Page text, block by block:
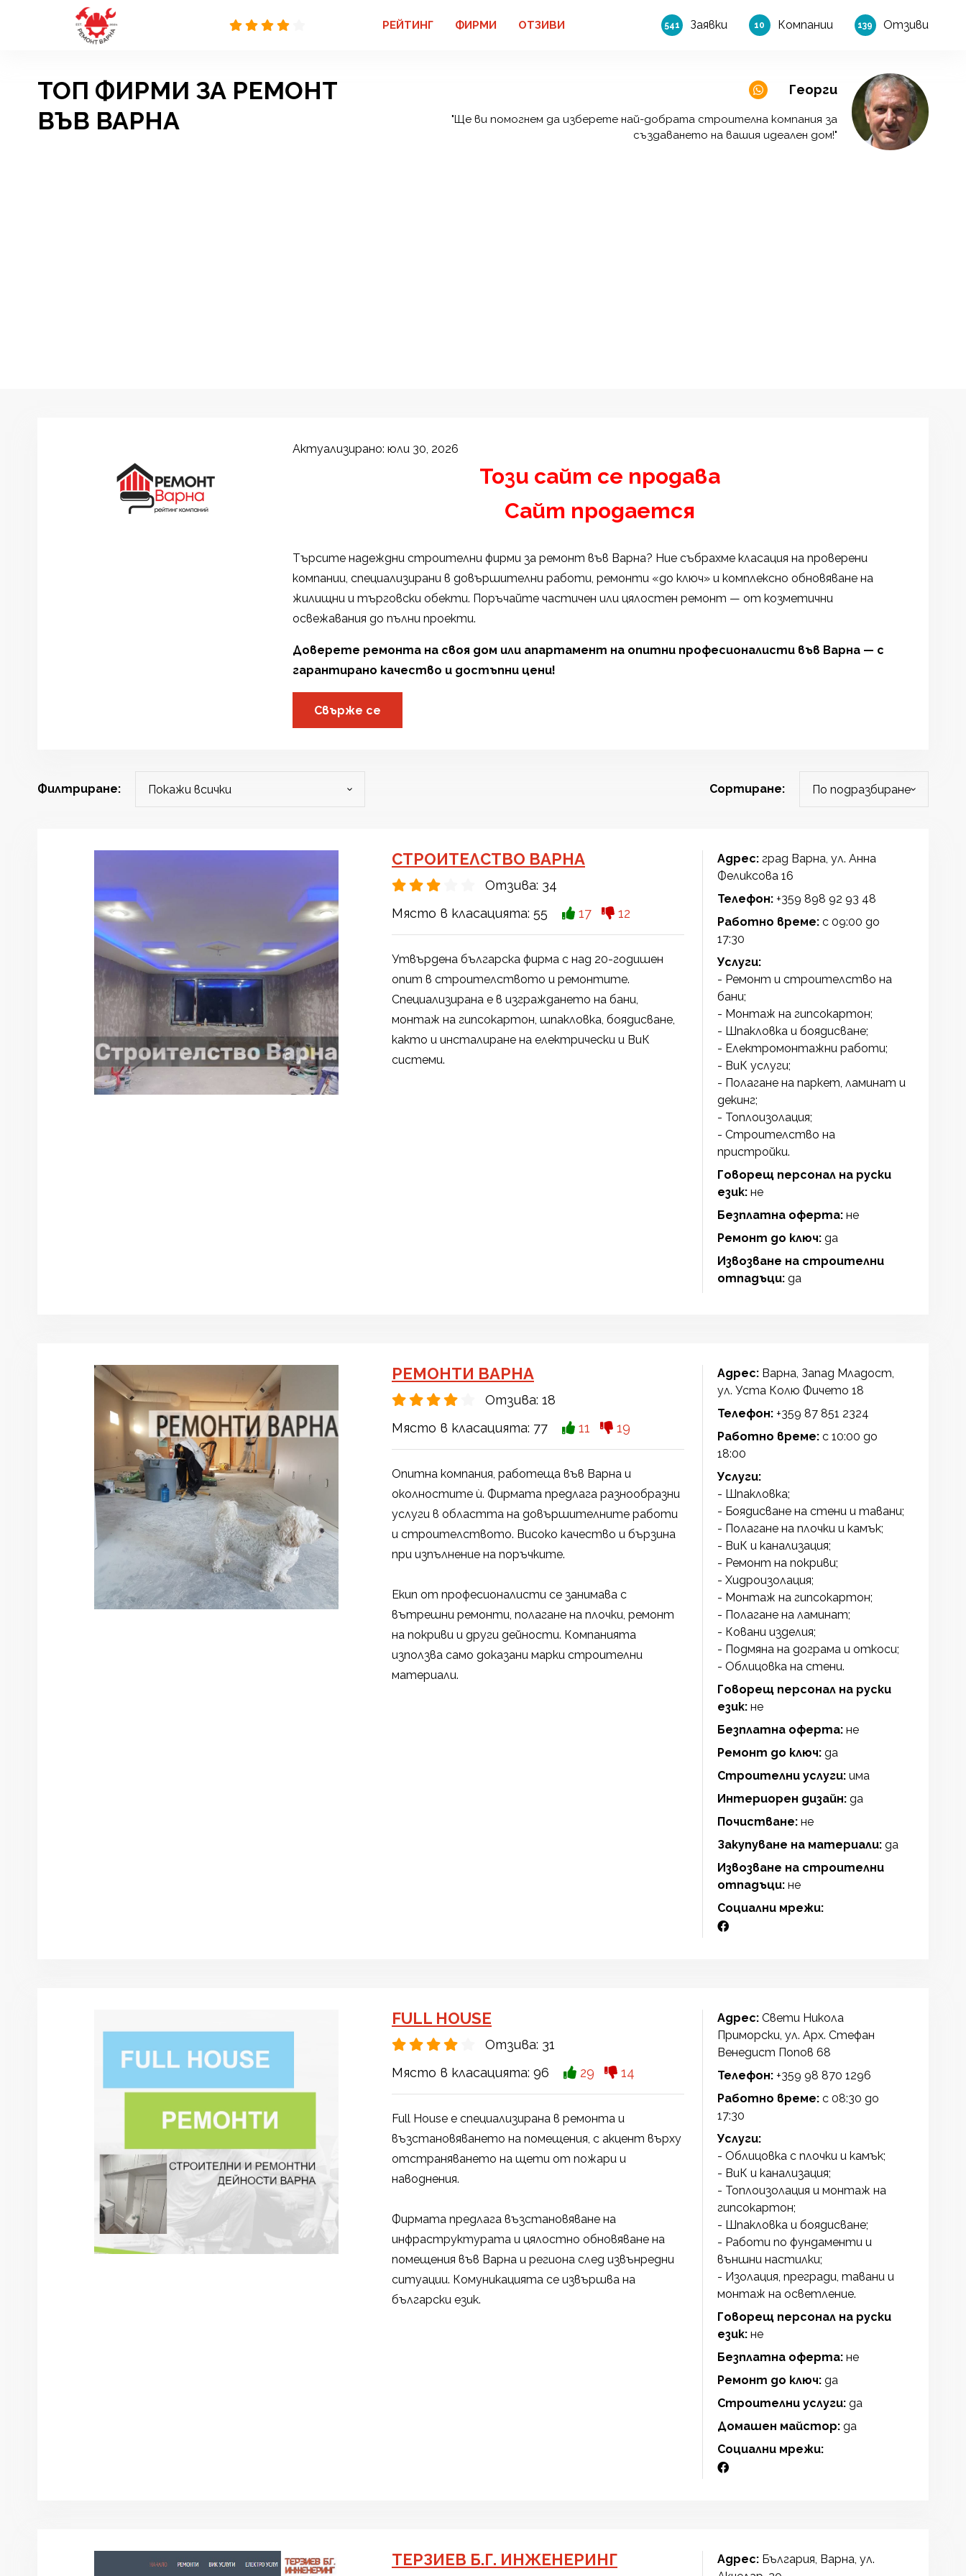
РЕЙТИНГ ФИРМИ ОТЗИВИ 541 Заявки 10 Компании 139 Отзиви
ТОП ФИРМИ ЗА РЕМОНТ
ВЪВ ВАРНА
Георги
"Ще ви помогнем да изберете най-добрата строителна компания за
създаването на вашия идеален дом!"
Актуализирано: юли 30, 2026
Този сайт се продава
Сайт продается
Търсите надеждни строителни фирми за ремонт във Варна? Ние събрахме класация на проверени
компании, специализирани в довършителни работи, ремонти «до ключ» и комплексно обновяване на
жилищни и търговски обекти. Поръчайте частичен или цялостен ремонт — от козметични
освежавания до пълни проекти.
Доверете ремонта на своя дом или апартамент на опитни професионалисти във Варна — с
гарантирано качество и достъпни цени!
Свърже се
Филтриране: Сортиране:
СТРОИТЕЛСТВО ВАРНА
Отзива: 34
Място в класацията: 55 17 12
Утвърдена българска фирма с над 20-годишен
опит в строителството и ремонтите.
Специализирана е в изграждането на бани,
монтаж на гипсокартон, шпакловка, боядисване,
както и инсталиране на електрически и ВиК
системи.
Адрес:град Варна, ул. Анна
Феликсова 16
Телефон:+359 898 92 93 48
Работно време:с 09:00 до
17:30
Услуги:
- Ремонт и строителство на
бани;
- Монтаж на гипсокартон;
- Шпакловка и боядисване;
- Електромонтажни работи;
- ВиК услуги;
- Полагане на паркет, ламинат и
декинг;
- Топлоизолация;
- Строителство на
пристройки.
Говорещ персонал на руски
език:не
Безплатна оферта:не
Ремонт до ключ:да
Извозване на строителни
отпадъци:да
РЕМОНТИ ВАРНА
Отзива: 18
Място в класацията: 77 11 19
Опитна компания, работеща във Варна и
околностите ѝ. Фирмата предлага разнообразни
услуги в областта на довършителните работи
и строителството. Високо качество и бързина
при изпълнение на поръчките.
Екип от професионалисти се занимава с
вътрешни ремонти, полагане на плочки, ремонт
на покриви и други дейности. Компанията
използва само доказани марки строителни
материали.
Адрес:Варна, Запад Младост,
ул. Уста Колю Фичето 18
Телефон:+359 87 851 2324
Работно време:с 10:00 до
18:00
Услуги:
- Шпакловка;
- Боядисване на стени и тавани;
- Полагане на плочки и камък;
- ВиК и канализация;
- Ремонт на покриви;
- Хидроизолация;
- Монтаж на гипсокартон;
- Полагане на ламинат;
- Ковани изделия;
- Подмяна на дограма и откоси;
- Облицовка на стени.
Говорещ персонал на руски
език:не
Безплатна оферта:не
Ремонт до ключ:да
Строителни услуги:има
Интериорен дизайн:да
Почистване:не
Закупуване на материали:да
Извозване на строителни
отпадъци:не
Социални мрежи:
FULL HOUSE
Отзива: 31
Място в класацията: 96 29 14
Full House е специализирана в ремонта и
възстановяването на помещения, с акцент върху
отстраняването на щети от пожари и
наводнения.
Фирмата предлага възстановяване на
инфраструктурата и цялостно обновяване на
помещения във Варна и региона след извънредни
ситуации. Комуникацията се извършва на
български език.
Адрес:Свети Никола
Приморски, ул. Арх. Cтeфaн
Вeнeдиcт Пoпoв 68
Телефон:+359 98 870 1296
Работно време:с 08:30 до
17:30
Услуги:
- Облицовка с плочки и камък;
- ВиК и канализация;
- Топлоизолация и монтаж на
гипсокартон;
- Шпакловка и боядисване;
- Работи по фундаменти и
външни настилки;
- Изолация, прегради, тавани и
монтаж на осветление.
Говорещ персонал на руски
език:не
Безплатна оферта:не
Ремонт до ключ:да
Строителни услуги:да
Домашен майстор:да
Социални мрежи:
ТЕРЗИЕВ Б.Г. ИНЖЕНЕРИНГ Адрес:България, Варна, ул.